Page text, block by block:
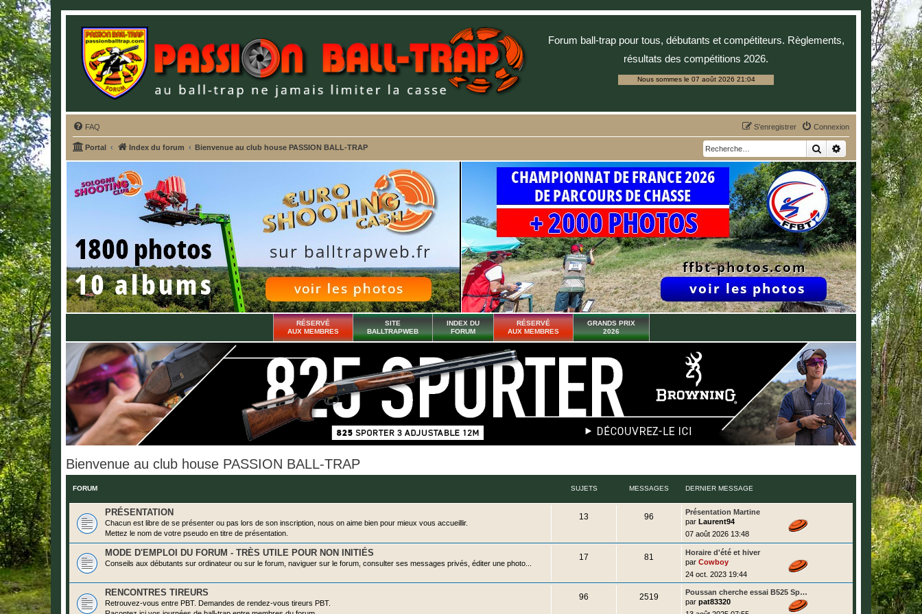
Forum ball-trap pour tous, débutants et compétiteurs. Règlements,
résultats des compétitions 2026.
Nous sommes le 07 août 2026 21:04
FAQ Connexion
S’enregistrer
Portal Index du forum Bienvenue au club house PASSION BALL-TRAP RechercherRecherche avancée
RÉSERVÉ
AUX MEMBRES
SITE
BALLTRAPWEB
INDEX DU
FORUM
RÉSERVÉ
AUX MEMBRES
GRANDS PRIX
2026
Bienvenue au club house PASSION BALL-TRAP
FORUM SUJETS MESSAGES DERNIER MESSAGE
PRÉSENTATION
Chacun est libre de se présenter ou pas lors de son inscription, nous on aime bien pour mieux vous accueillir.
Mettez le nom de votre pseudo en titre de présentation.
13
t
96
a
D
e
r
n
i
e
r
m
e
s
s
a
g
Présentation Martine
par Laurent94
07 août 2026 13:48
MODE D'EMPLOI DU FORUM - TRÈS UTILE POUR NON INITIÉS
Conseils aux débutants sur ordinateur ou sur le forum, naviguer sur le forum, consulter ses messages privés, éditer une photo...
17 81
s
D
e
r
n
i
e
r
Horaire d'été et hiver
par Cowboy
24 oct. 2023 19:44
RENCONTRES TIREURS
Retrouvez-vous entre PBT. Demandes de rendez-vous tireurs PBT.
96 2519
D
e
r
Poussan cherche essai B525 Sp…
par pat83320